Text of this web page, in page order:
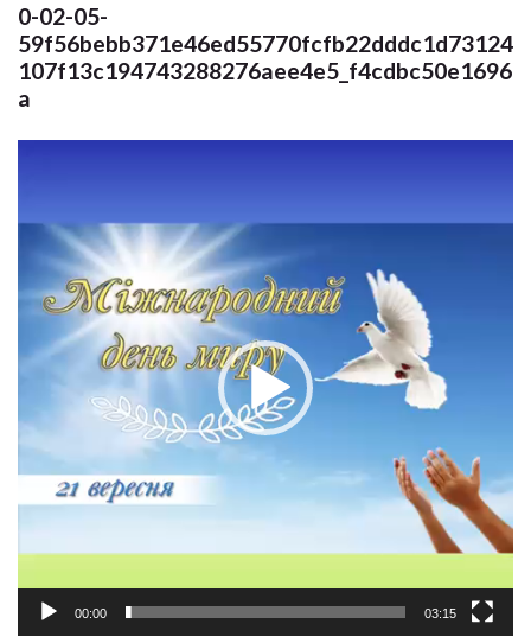
0-02-05-
59f56bebb371e46ed55770fcfb22dddc1d73124
107f13c194743288276aee4e5_f4cdbc50e1696
a
00:00 03:15